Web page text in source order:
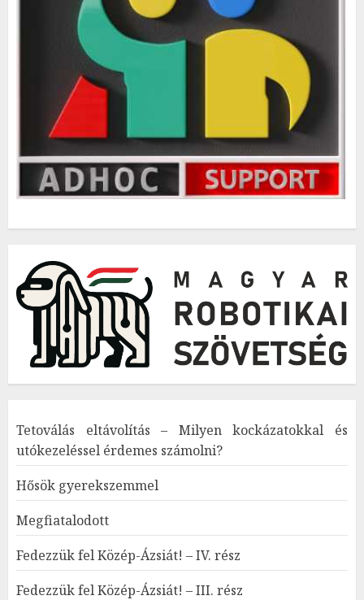
Tetoválás eltávolítás – Milyen kockázatokkal és
utókezeléssel érdemes számolni?
Hősök gyerekszemmel
Megfiatalodott
Fedezzük fel Közép-Ázsiát! – IV. rész
Fedezzük fel Közép-Ázsiát! – III. rész